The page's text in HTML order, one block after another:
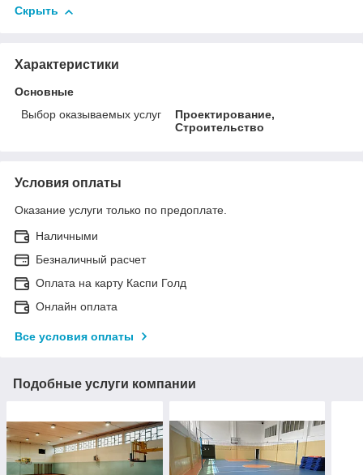
Скрыть
Характеристики
Основные
Выбор оказываемых услуг
Проектирование,
Строительство
Условия оплаты
Оказание услуги только по предоплате.
Наличными
Безналичный расчет
Оплата на карту Каспи Голд
Онлайн оплата
Все условия оплаты
Подобные услуги компании